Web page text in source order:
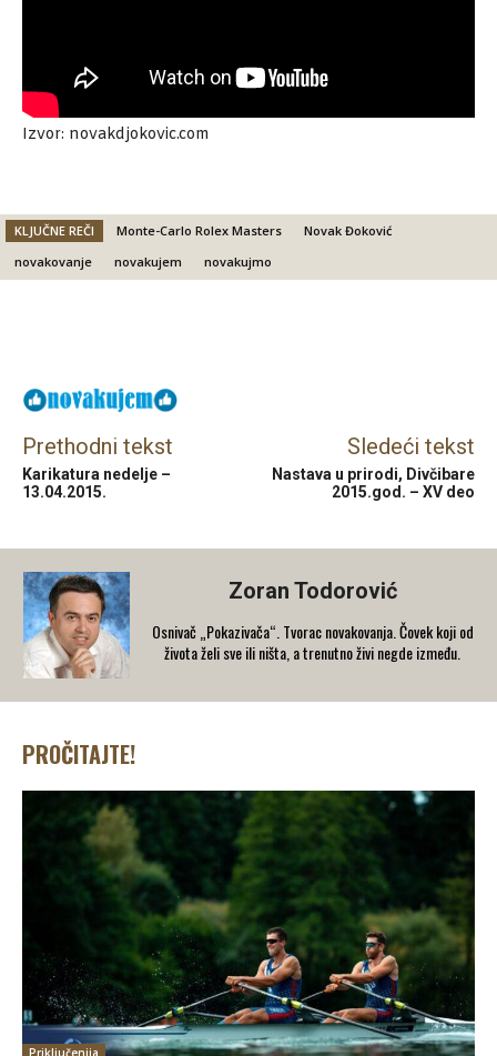
Izvor: novakdjokovic.com
KLJUČNE REČI Monte-Carlo Rolex Masters
Novak Đoković
novakovanje
novakujem novakujmo
Prethodni tekst
Karikatura nedelje –
13.04.2015.
Sledeći tekst
Nastava u prirodi, Divčibare
2015.god. – XV deo
Zoran Todorović
Osnivač „Pokazivača“. Tvorac novakovanja. Čovek koji od
života želi sve ili ništa, a trenutno živi negde između.
PROČITAJTE!
Priključenija